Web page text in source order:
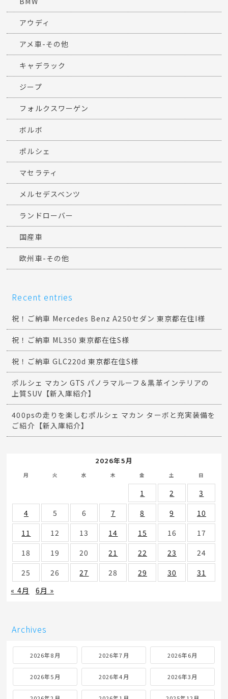
アウディ
アメ車-その他
キャデラック
ジープ
フォルクスワーゲン
ボルボ
ポルシェ
マセラティ
メルセデスベンツ
ランドローバー
国産車
欧州車-その他
Recent entries
祝！ご納車 Mercedes Benz A250セダン 東京都在住I様
祝！ご納車 ML350 東京都在住S様
祝！ご納車 GLC220d 東京都在住S様
ポルシェ マカン GTS パノラマルーフ＆黒革インテリアの
上質SUV【新入庫紹介】
400psの走りを楽しむポルシェ マカン ターボと充実装備を
ご紹介【新入庫紹介】
2026年5月
月 火 水 木 金 土 日
1 2
3
4
5 6 7 8 9
10
11
12 13 14 15 16
17
18
19 20 21 22 23
24
25
26 27 28 29 30
31
« 4月
6月 »
Archives
2026年8月 2026年7月 2026年6月
2026年5月 2026年4月 2026年3月